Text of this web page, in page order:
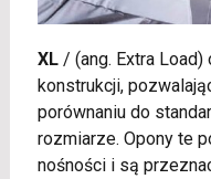
XL/ (ang. Extra
konstrukcji,
porównaniu do
rozmiarze. Opony te
nośności i są